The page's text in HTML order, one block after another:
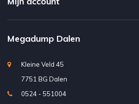
Megadump Dalen
Kleine Veld 45
7751 BG Dalen
0524 - 551004